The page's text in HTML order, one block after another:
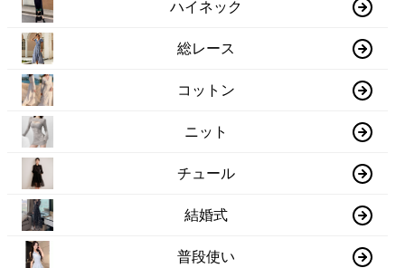
ハイネック
総レース
コットン
ニット
チュール
結婚式
普段使い